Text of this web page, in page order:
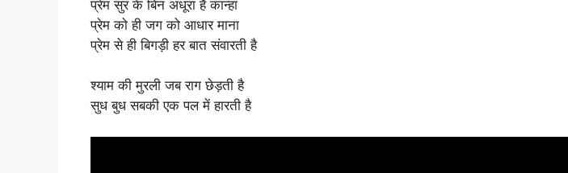
प्रेम सुर के बिन अधूरा है कान्हा
प्रेम को ही जग को आधार माना
प्रेम से ही बिगड़ी हर बात संवारती है
श्याम की मुरली जब राग छेड़ती है
सुध बुध सबकी एक पल में हारती है